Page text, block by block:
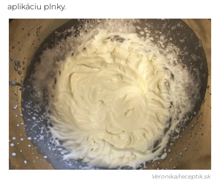
aplikáciu plnky.
Veronika/receptik.sk